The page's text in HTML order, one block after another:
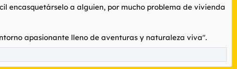
encasquetárselo a alguien, por mucho problema de vivienda
apasionante lleno de aventuras y naturaleza viva".